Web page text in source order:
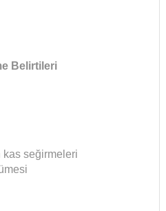
Belirtileri
kas seğirmeleri